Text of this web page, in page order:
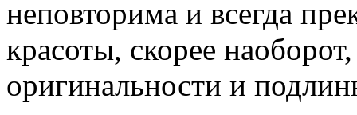
неповторима и всегда
красоты, скорее
оригинальности и